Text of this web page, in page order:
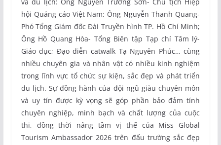
và du lịch: Ông Nguyễn Trường Sơn- Chủ tịch Hiệp
hội Quảng cáo Việt Nam; Ông Nguyễn Thanh Quang-
Phó Tổng Giám đốc Đài Truyền hình TP. Hồ Chí Minh;
Ông Hồ Quang Hòa- Tổng Biên tập Tạp chí Tâm lý-
Giáo dục; Đạo diễn catwalk Tạ Nguyên Phúc… cùng
nhiều chuyên gia và nhân vật có nhiều kinh nghiệm
trong lĩnh vực tổ chức sự kiện, sắc đẹp và phát triển
du lịch. Sự đồng hành của đội ngũ giàu chuyên môn
và uy tín được kỳ vọng sẽ góp phần bảo đảm tính
chuyên nghiệp, minh bạch và chất lượng của cuộc
thi, đồng thời nâng tầm vị thế của Miss Global
Tourism Ambassador 2026 trên đấu trường sắc đẹp